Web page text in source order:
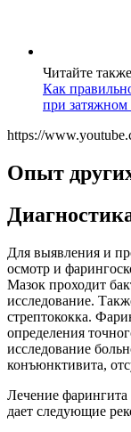
Читайте
Как
при затяжном
https://
Опыт
Для выявления и
осмотр и
Мазок проходит
исследование.
стрептококка.
определения
исследование
конъюнктивита,
Лечение фарингита
дает следующие